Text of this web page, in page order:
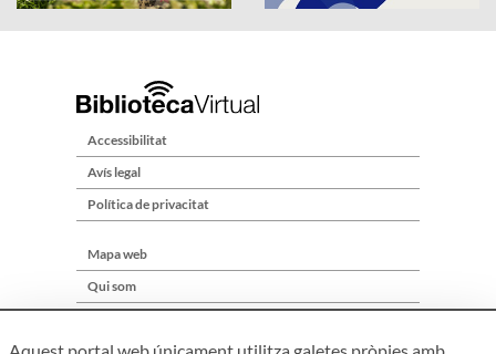
Accessibilitat
Avís legal
Política de privacitat
Mapa web
Qui som